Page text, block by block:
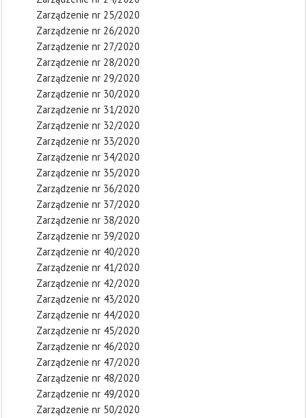
Zarządzenie nr 25/2020
Zarządzenie nr 26/2020
Zarządzenie nr 27/2020
Zarządzenie nr 28/2020
Zarządzenie nr 29/2020
Zarządzenie nr 30/2020
Zarządzenie nr 31/2020
Zarządzenie nr 32/2020
Zarządzenie nr 33/2020
Zarządzenie nr 34/2020
Zarządzenie nr 35/2020
Zarządzenie nr 36/2020
Zarządzenie nr 37/2020
Zarządzenie nr 38/2020
Zarządzenie nr 39/2020
Zarządzenie nr 40/2020
Zarządzenie nr 41/2020
Zarządzenie nr 42/2020
Zarządzenie nr 43/2020
Zarządzenie nr 44/2020
Zarządzenie nr 45/2020
Zarządzenie nr 46/2020
Zarządzenie nr 47/2020
Zarządzenie nr 48/2020
Zarządzenie nr 49/2020
Zarządzenie nr 50/2020